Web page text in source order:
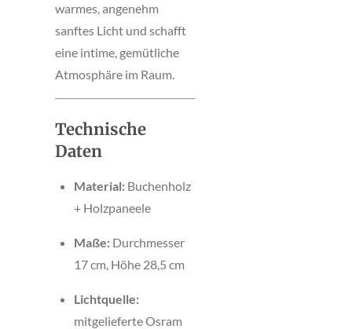
warmes, angenehm
sanftes Licht und schafft
eine intime, gemütliche
Atmosphäre im Raum.
Technische
Daten
Material: Buchenholz
+ Holzpaneele
Maße: Durchmesser
17 cm, Höhe 28,5 cm
Lichtquelle:
mitgelieferte Osram